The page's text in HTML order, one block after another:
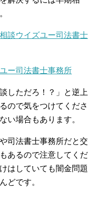
談ウイズユー司法書士
ー司法書士事務所
しただろ！？」と逆上
ので気をつけてくださ
い場合もあります。
司法書士事務所だと交
あるので注意してくだ
はしていても闇金問題
どです。